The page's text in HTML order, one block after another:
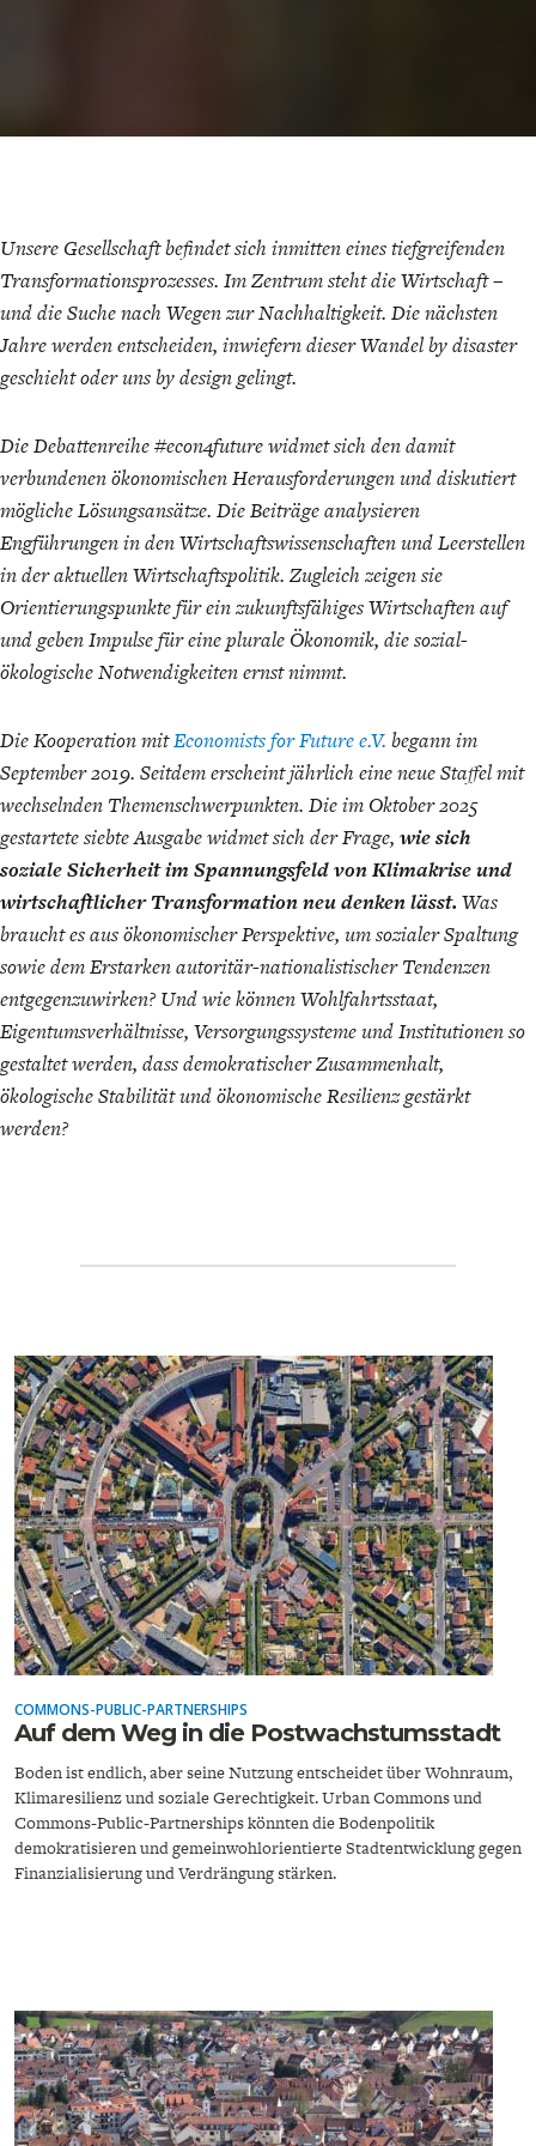
ECONOMISTS FOR FUTURE
CIRCULAR ECONOMY
UNGLEICHHEIT UND
MACHT
FACHKRÄFTEMANGEL
DEUTSCHLAND
ENTWICKLUNGSPOLITIK
EUROPA
FINANZMÄRKTE
Unsere Gesellschaft befindet sich inmitten eines tiefgreifenden
Transformationsprozesses. Im Zentrum steht die Wirtschaft –
und die Suche nach Wegen zur Nachhaltigkeit. Die nächsten
Jahre werden entscheiden, inwiefern dieser Wandel by disaster
geschieht oder uns by design gelingt.
Die Debattenreihe #econ4future widmet sich den damit
verbundenen ökonomischen Herausforderungen und diskutiert
mögliche Lösungsansätze. Die Beiträge analysieren
Engführungen in den Wirtschaftswissenschaften und Leerstellen
in der aktuellen Wirtschaftspolitik. Zugleich zeigen sie
Orientierungspunkte für ein zukunftsfähiges Wirtschaften auf
und geben Impulse für eine plurale Ökonomik, die sozial-
ökologische Notwendigkeiten ernst nimmt.
Die Kooperation mitEconomists for Future e.V. begann im
September 2019. Seitdem erscheint jährlich eine neue Staffel mit
wechselnden Themenschwerpunkten. Die im Oktober 2025
gestartete siebte Ausgabe widmet sich der Frage, wiesich
soziale Sicherheit im Spannungsfeld von Klimakrise und
wirtschaftlicher Transformation neu denken lässt. Was
braucht es aus ökonomischer Perspektive, um sozialer Spaltung
sowie dem Erstarken autoritär-nationalistischer Tendenzen
entgegenzuwirken? Und wie können Wohlfahrtsstaat,
Eigentumsverhältnisse, Versorgungssysteme und Institutionen so
gestaltet werden, dass demokratischer Zusammenhalt,
ökologische Stabilität und ökonomische Resilienz gestärkt
werden?
COMMONS-PUBLIC-PARTNERSHIPS
Auf dem Weg in die Postwachstumsstadt
Boden ist endlich, aber seine Nutzung entscheidet über Wohnraum,
Klimaresilienz und soziale Gerechtigkeit. Urban Commons und
Commons-Public-Partnerships könnten die Bodenpolitik
demokratisieren und gemeinwohlorientierte Stadtentwicklung gegen
Finanzialisierung und Verdrängung stärken.